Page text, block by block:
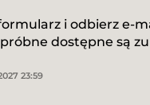
i odbierz e-
dostępne są
23:59